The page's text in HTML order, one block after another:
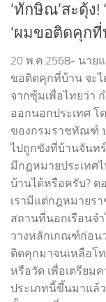
‘ทักษิณ’สะดุ้ง!
‘ผมขอติดคุกที่
20 พ.ค.2568- นาย
ขอติดคุกที่บ้าน จะไ
จากซุ้มเพื่อไทยว่า
ออกนอกประเทศ โ
ของกรมราชทัณฑ์
ไปถูกขังที่บ้านจันท
มีกฎหมายประเทศ
บ้านได้หรือครับ? ต
เรามีแต่กฎหมายร
สถานที่นอกเรือนจ
วางหลักเกณฑ์ก่อน
ติดคุกมาจนเหลือโ
หรือวัด เพื่อเตรียม
ประเภทนี้ขึ้นมาแล้